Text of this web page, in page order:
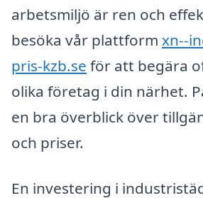
arbetsmiljö är ren och
besöka vår plattform xn--
pris-kzb.se för att begära
olika företag i din närhet.
en bra överblick över
och priser.
En investering i